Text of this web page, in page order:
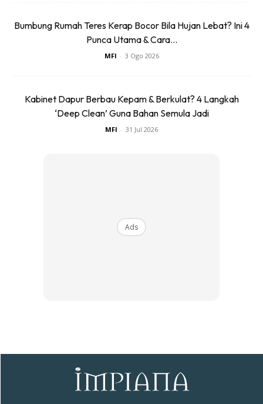
untuk elak permukaan kayu tercalar
5. Gunakan kain atau tuala kering dan bersih untuk lap
Bumbung Rumah Teres Kerap Bocor Bila Hujan Lebat? Ini 4
Punca Utama & Cara...
MFI - 3 Ogo 2026
Kabinet Dapur Berbau Kepam & Berkulat? 4 Langkah
‘Deep Clean’ Guna Bahan Semula Jadi
MFI - 31 Jul 2026
Ads